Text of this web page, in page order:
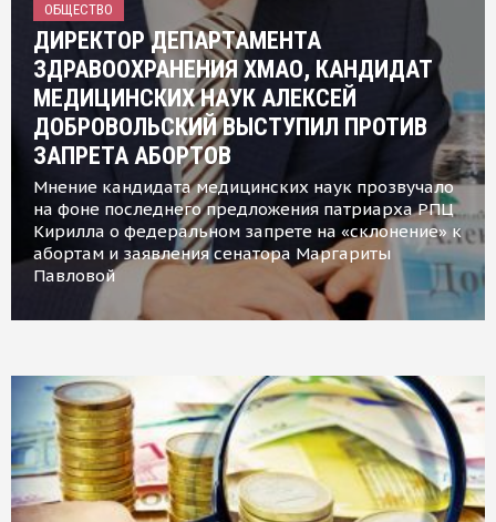
ОБЩЕСТВО
ДИРЕКТОР ДЕПАРТАМЕНТА
ЗДРАВООХРАНЕНИЯ ХМАО, КАНДИДАТ
МЕДИЦИНСКИХ НАУК АЛЕКСЕЙ
ДОБРОВОЛЬСКИЙ ВЫСТУПИЛ ПРОТИВ
ЗАПРЕТА АБОРТОВ
Мнение кандидата медицинских наук прозвучало
на фоне последнего предложения патриарха РПЦ
Кирилла о федеральном запрете на «склонение» к
абортам и заявления сенатора Маргариты
Павловой